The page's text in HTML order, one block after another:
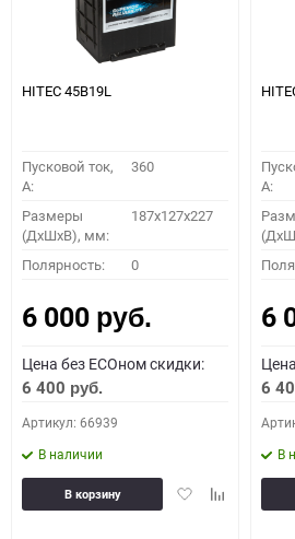
HITEC 45B19L
Пусковой ток,
A:
360
Размеры
(ДхШхВ), мм:
187x127x227
Полярность: 0
6 000 руб.
Цена без ECOном скидки:
6 400 руб.
Артикул: 66939
В наличии
ДобавитьДобавить
В корзину
A:
6
6
В